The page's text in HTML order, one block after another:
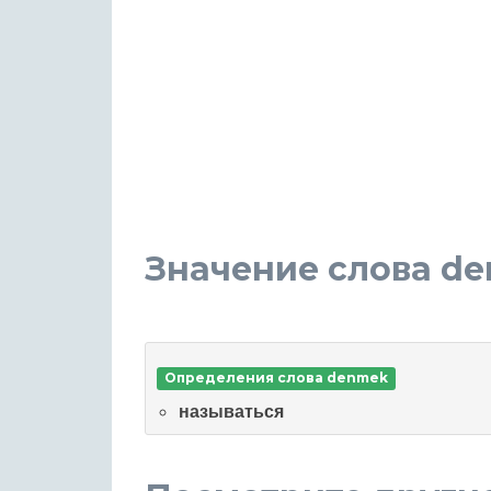
Значение слова
Определения слова denmek
называться